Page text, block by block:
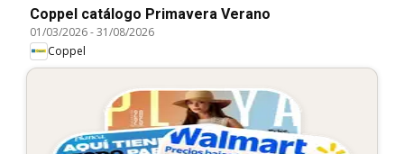
Coppel catálogo Primavera Verano
01/03/2026-31/08/2026
Coppel